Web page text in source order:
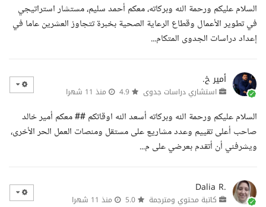
السلام عليكم ورحمة الله وبركاته، معكم أحمد سليم، مستشار استراتيجي
في تطوير الأعمال وقطاع الرعاية الصحية بخبرة تتجاوز العشرين عاما في
إعداد دراسات الجدوى المتكام...
أمير خ.
استشاري دراسات جدوى منذ 11 شهرا
السلام عليكم ورحمة الله وبركاته أسعد الله اوقاتكم ## معكم أمير خالد
صاحب أعلى تقييم وعدد مشاريع على مستقل ومنصات العمل الحر الأخرى،
ويشرفني أن أتقدم بعرضي على م...
Dalia R.
كاتبة محتوي ومترجمة منذ 11 شهرا